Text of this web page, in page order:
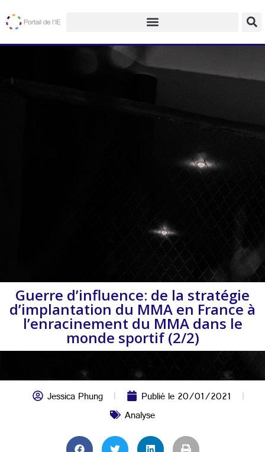
Guerre d’influence: de la stratégie
d’implantation du MMA en France à
l’enracinement du MMA dans le
monde sportif (2/2)
Jessica Phung Publié le20/01/2021
Analyse